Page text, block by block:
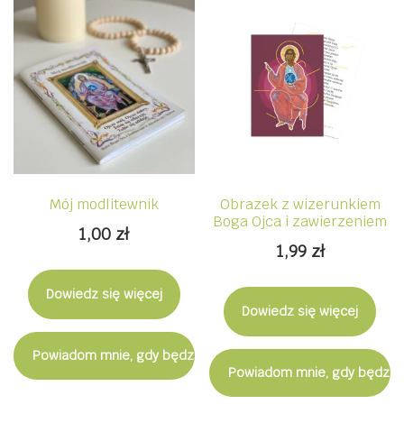
Mój modlitewnik
1,00 zł
Dowiedz się więcej
Powiadom mnie, gdy będzie dostępny
Obrazek z wizerunkiem
Boga Ojca i zawierzeniem
1,99 zł
Dowiedz się więcej
Powiadom mnie, gdy